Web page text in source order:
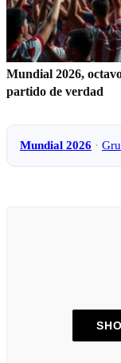
Mundial 2026,
partido de verdad
Mundial 2026 ·